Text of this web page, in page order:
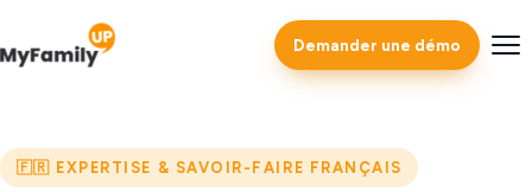
Demander une démo
🇫🇷 EXPERTISE & SAVOIR-FAIRE FRANÇAIS